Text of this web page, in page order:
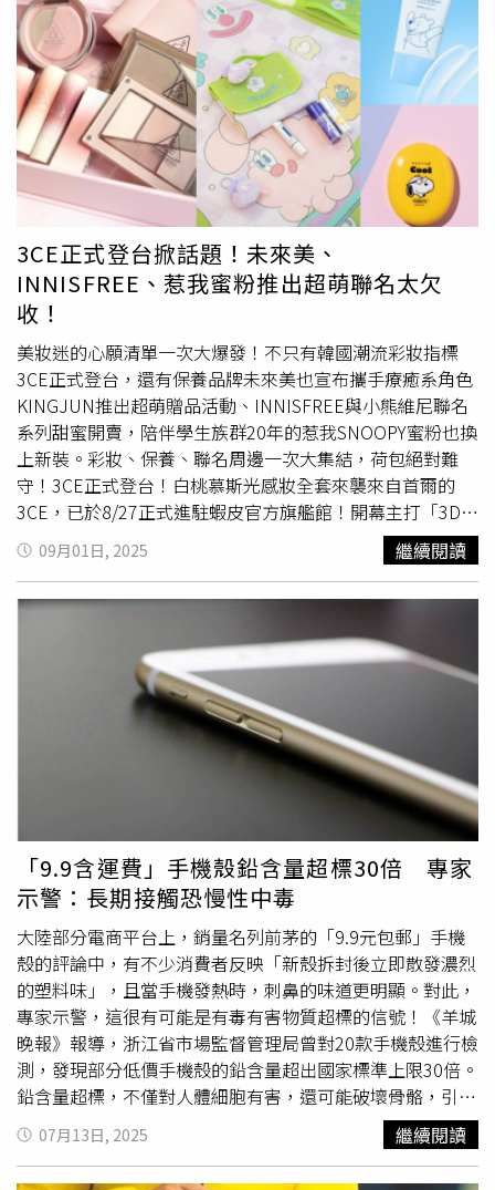
絲等候，雖然到最後子瑜媽媽並沒有出現，不過現場商品與
各式限量小物仍讓眾人駐足觀賞搶拍。多款美食
商品包裝上
均印有周子瑜的照片。（圖／郭曉芸攝）限量周邊小物值得
收藏。（圖／郭曉芸攝）
發透亮光彩，自信迎接踏春賞櫻時節的到來。SK-II 青春露
櫻花限定版230ml／6,900元（圖／品牌提供）嬌蘭 花草水
語潤膚珍珠淡香精採用全球首創微晶珍珠科技的首款養膚級
香氛，將高濃度香氛精華封存於微晶珍珠中；無酒精水基底
香氛創造前所未有的香氛與養膚體驗。花草水語潤膚珍珠淡
香精推出三款香調：漫天繁花、晨霧玫瑰及琢白岩蘭，將花
草水語系列三款經典熱賣香氛結合養膚效果，輕柔按摩於肌
膚，香氣立即綻放，瞬間保濕肌膚、香氣持久馥郁，形成如
第二層肌膚般的香氛薄紗。其中漫天繁花與晨霧玫瑰兩款外
觀都是充滿夢幻少女心的粉紅色，讓人一眼看了就愛上，每
天使用都有好心情，還可以用在頭髮上變髮香。嬌蘭 花草
水語潤膚珍珠淡香精 125ML／6,450元（圖／品牌提供）
PAUL & JOE 粉紅櫻花限量保濕香氛噴霧這款香氛以淡雅櫻
花為主調，由清新的佛手柑與果甜輕盈揭幕，中調綻放細緻
花香層次，最後以雪松、麝香留下從容餘韻。瓶身延續法式
復古美學，採磨砂玻璃搭配經典西洋菊浮雕與金邊設計，將
春日氣息完美封存，整體設計極具藝術美感和法式浪漫氛
圍，令人愛不釋手。PAUL & JOE 粉紅櫻花限量保濕香氛噴
霧 80ml／1,100元（圖／取自 paulandjoe_beaute IG）YSL
情人節限量粉銀燦光系列讓粉銀光影躍上品牌最具代表性的
明星商品包裝：以冷冽銀色折射柔粉光澤，隨光流轉，拿在
手中如珠寶般閃耀，為這抹高訂裸色增添收藏價值。金色
YSL Cassandre Logo 如同烙印其上，讓日常美妝化身為值
得珍藏的高訂物件。【粉銀燦光系列】今年情人節就獻禮給
敢於擁抱內在渴望、以光芒定義自我輪廓的女性，讓每一次
上妝，都是一場奢耀無畏的自我展現。YSL 時尚4色眼影盤
#126 奢耀粉銀／3,100元、奢華緞面絨霧唇膏／1,650元、
情挑誘光蜜唇膏／1,650元、情挑誘光潤唇膏／1,580元、超
模光感精華水氣墊／3,180元（圖／品牌提供）
3CE正式登台掀話題！未來美、
INNISFREE、惹我蜜粉推出超萌聯名太欠
收！
美妝迷的心願清單一次大爆發！不只有韓國潮流彩妝指標
3CE正式登台，還有保養品牌未來美也宣布攜手療癒系角色
KINGJUN推出超萌贈品活動、INNISFREE與小熊維尼聯名
系列甜蜜開賣，陪伴學生族群20年的惹我SNOOPY蜜粉也換
上新裝。彩妝、保養、聯名周邊一次大集結，荷包絕對難
守！3CE正式登台！白桃慕斯光感妝全套來襲來自首爾的
3CE，已於8/27正式進駐蝦皮官方旗艦館！開幕主打「3D打
亮腮紅盤」與「輕絨擁吻絨霧唇膏」，前者能一次擁有打亮
+腮紅雙重效果，讓兩頰自然透出微醺光澤；後者則是以羊
絨般觸感、持久顯色不顯唇紋，乾燥玫瑰與皮革暖棕等色系
和」的新美學趨勢，完美對應台灣女孩最愛的日常妝感。
3CE 3D打亮腮紅盤／670元（圖／吳雅鈴攝、品牌提供）
3CE 輕絨擁吻絨霧唇膏／610元（圖／吳雅鈴攝、品牌提
供）除了基本彩妝，3CE更推出「疊疊不休磁力彩盤」，能
自由拼疊眼影、腮紅、修容，打造出低飽和水粉色系的清冷
妝感，從「玫瑰木」的溫柔氣質到「摩卡慕斯」的時尚感，
每一盤都是氛圍系女孩必收！粉體細膩、好暈染的質地設
計，也讓新手能輕鬆駕馭，無論是上課、上班還是約會都能
自然帶出韓劇女主角的柔美氣場。疊疊不休磁力眼影盤／
730元、疊疊不休磁力腮紅盤／600元、疊疊不休磁力修容
盤／600元（圖／吳雅鈴攝、品牌提供）為慶祝台灣旗艦館
開幕，3CE還特別祭出9/1/~9/12限時優惠活動，全館單品
全面83折起、買兩件就送「白桃慕斯光刷具組」，指定組合
還能加碼獲得粉色網格化妝包。不只優惠吸引人，這次更是
品牌第一次在台灣推出限定週邊，讓粉絲不需要飛韓國也能
體驗最潮韓妝氛圍，熱度可說是絕對爆表。9/1~9/12推出多
項開幕優惠活動，想入手3CE的女孩千萬別錯過這個好機
會。（圖／品牌提供）未來美× KINGJUN：聯名贈品超萌
必搶保養品牌未來美MIRAE這次找來人氣角色KINGJUN合
作，將「毛毛雲朵」和「病毒花」化身成娃娃吊飾、野餐墊
與保溫杯等限量贈品，只要消費滿額或購買指定組合就能把
09月01日, 2025 繼續閱讀
「9.9含運費」手機殼鉛含量超標30倍 專家
示警：長期接觸恐慢性中毒
大陸部分電商平台上，銷量名列前茅的「9.9元包郵」手機
殼的評論中，有不少消費者反映「新殼拆封後立即散發濃烈
的塑料味」，且當手機發熱時，刺鼻的味道更明顯。對此，
專家示警，這很有可能是有毒有害物質超標的信號！《羊城
晚報》報導，浙江省市場監督管理局曾對20款手機殼進行檢
測，發現部分低價手機殼的鉛含量超出國家標準上限30倍。
鉛含量超標，不僅對人體細胞有害，還可能破壞骨骼，引發
腎衰竭。一些廉價手機殼，甲醛、苯系物超標，並伴有刺鼻
氣味，長期接觸則會引發慢性中毒。專家表示，選購手機殼
07月13日, 2025 繼續閱讀